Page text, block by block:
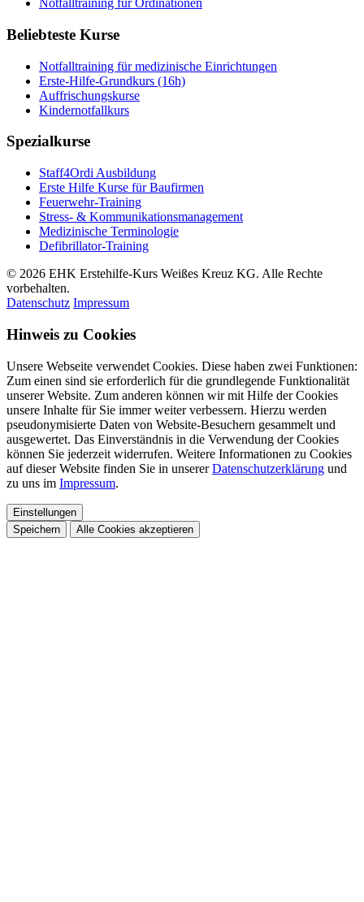
Notfalltraining für Ordinationen
Beliebteste Kurse
Notfalltraining für medizinische Einrichtungen
Erste-Hilfe-Grundkurs (16h)
Auffrischungskurse
Kindernotfallkurs
Spezialkurse
Staff4Ordi Ausbildung
Erste Hilfe Kurse für Baufirmen
Feuerwehr-Training
Stress- & Kommunikationsmanagement
Medizinische Terminologie
Defibrillator-Training
© 2026 EHK Erstehilfe-Kurs Weißes Kreuz KG. Alle Rechte
vorbehalten.
Datenschutz Impressum
Hinweis zu Cookies
Unsere Webseite verwendet Cookies. Diese haben zwei Funktionen:
Zum einen sind sie erforderlich für die grundlegende Funktionalität
unserer Website. Zum anderen können wir mit Hilfe der Cookies
unsere Inhalte für Sie immer weiter verbessern. Hierzu werden
pseudonymisierte Daten von Website-Besuchern gesammelt und
ausgewertet. Das Einverständnis in die Verwendung der Cookies
können Sie jederzeit widerrufen. Weitere Informationen zu Cookies
auf dieser Website finden Sie in unsererDatenschutzerklärung und
zu uns im Impressum.
Einstellungen
Speichern
Alle Cookies akzeptieren